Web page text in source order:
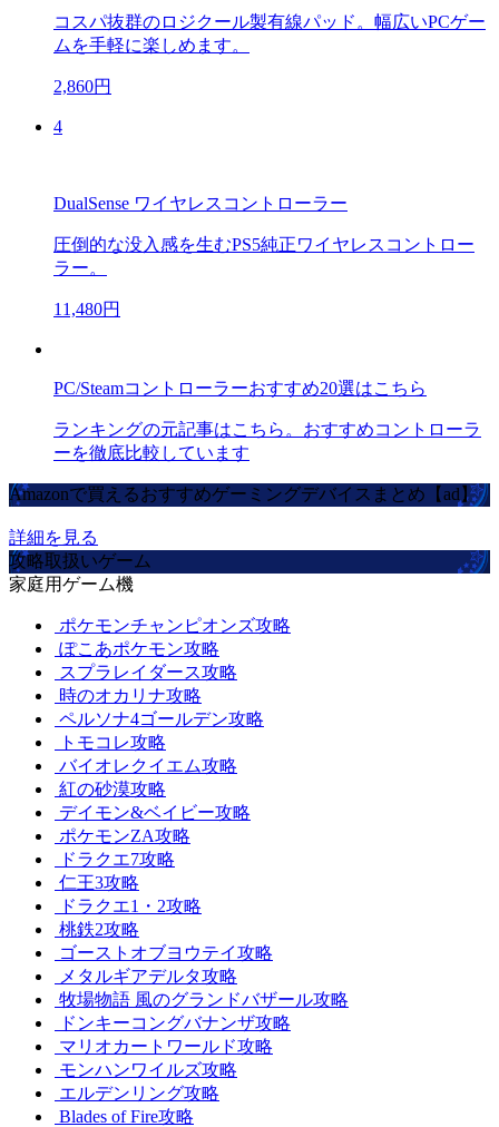
コスパ抜群のロジクール製有線パッド。幅広いPCゲー
ムを手軽に楽しめます。
2,860円
4
DualSense ワイヤレスコントローラー
圧倒的な没入感を生むPS5純正ワイヤレスコントロー
ラー。
11,480円
PC/Steamコントローラーおすすめ20選はこちら
ランキングの元記事はこちら。おすすめコントローラ
ーを徹底比較しています
Amazonで買えるおすすめゲーミングデバイスまとめ【ad】
詳細を見る
攻略取扱いゲーム
家庭用ゲーム機
ポケモンチャンピオンズ攻略
ぽこあポケモン攻略
スプラレイダース攻略
時のオカリナ攻略
ペルソナ4ゴールデン攻略
トモコレ攻略
バイオレクイエム攻略
紅の砂漠攻略
デイモン&ベイビー攻略
ポケモンZA攻略
ドラクエ7攻略
仁王3攻略
ドラクエ1・2攻略
桃鉄2攻略
ゴーストオブヨウテイ攻略
メタルギアデルタ攻略
牧場物語 風のグランドバザール攻略
ドンキーコングバナンザ攻略
マリオカートワールド攻略
モンハンワイルズ攻略
エルデンリング攻略
Blades of Fire攻略